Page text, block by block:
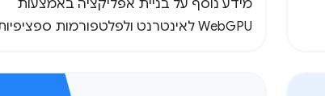
מידע נוסף על בניית אפליקציה באמצעות
WebGPU לאינטרנט ולפלטפורמות ספציפיות.